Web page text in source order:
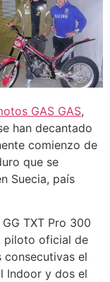
GAS GAS,
han decantado
comienzo de
que se
Suecia, país
TXT Pro 300
piloto oficial de
consecutivas el
Indoor y dos el